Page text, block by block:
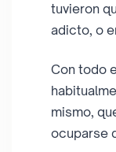
tuvieron
adicto, o
Con todo
mismo,
ocuparse